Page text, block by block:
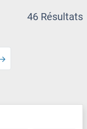
46 Résultats